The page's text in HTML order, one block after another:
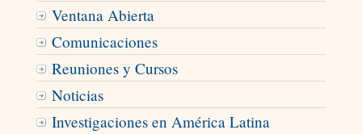
Ventana Abierta
Comunicaciones
Reuniones y Cursos
Noticias
Investigaciones en América Latina